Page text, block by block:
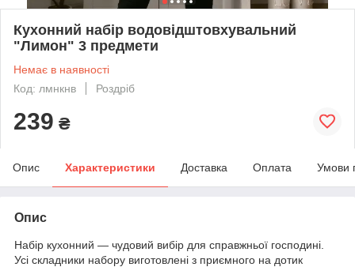
Кухонний набір водовідштовхувальний
"Лимон" 3 предмети
Немає в наявності
Код: лмнкнв
Роздріб
239 ₴
Опис Характеристики Доставка Оплата Умови
Опис
Набір кухонний — чудовий вибір для справжньої господині.
Усі складники набору виготовлені з приємного на дотик